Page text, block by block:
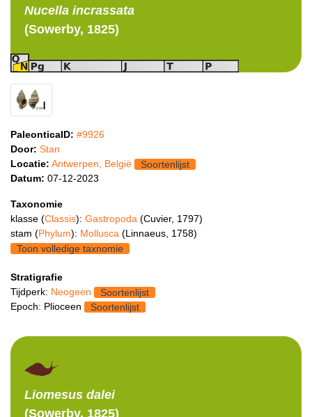
Nucella incrassata
(Sowerby, 1825)
PaleonticaID: #9926
Door: Stan
Locatie: Antwerpen, België
Soortenlijst
Datum: 07-12-2023
Taxonomie
klasse (Classis): Gastropoda (Cuvier, 1797)
stam (Phylum): Mollusca (Linnaeus, 1758)
Toon volledige taxnomie
Stratigrafie
Tijdperk: Neogeen
Soortenlijst
Epoch: Plioceen
Soortenlijst
Liomesus dalei
(Sowerby, 1825)